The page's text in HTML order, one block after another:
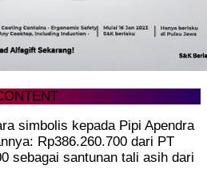
simbolis kepada Pipi Apendra
Rp386.260.700 dari PT
sebagai santunan tali asih dari